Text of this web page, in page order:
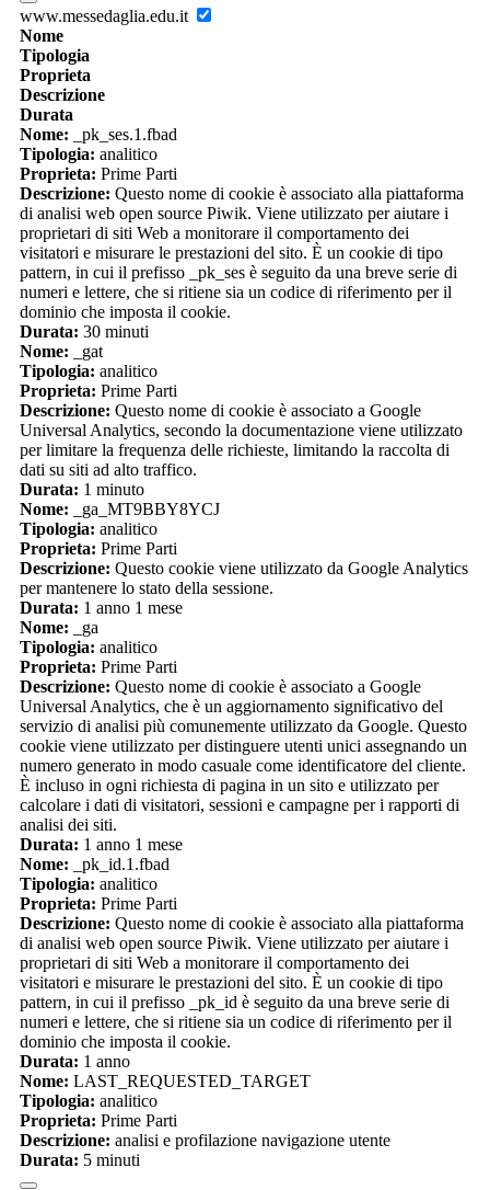
www.messedaglia.edu.it
Nome
Tipologia
Proprieta
Descrizione
Durata
Nome: _pk_ses.1.fbad
Tipologia: analitico
Proprieta: Prime Parti
Descrizione: Questo nome di cookie è associato alla piattaforma
di analisi web open source Piwik. Viene utilizzato per aiutare i
proprietari di siti Web a monitorare il comportamento dei
visitatori e misurare le prestazioni del sito. È un cookie di tipo
pattern, in cui il prefisso _pk_ses è seguito da una breve serie di
numeri e lettere, che si ritiene sia un codice di riferimento per il
dominio che imposta il cookie.
Durata: 30 minuti
Nome: _gat
Tipologia: analitico
Proprieta: Prime Parti
Descrizione: Questo nome di cookie è associato a Google
Universal Analytics, secondo la documentazione viene utilizzato
per limitare la frequenza delle richieste, limitando la raccolta di
dati su siti ad alto traffico.
Durata: 1 minuto
Nome: _ga_MT9BBY8YCJ
Tipologia: analitico
Proprieta: Prime Parti
Descrizione: Questo cookie viene utilizzato da Google Analytics
per mantenere lo stato della sessione.
Durata: 1 anno 1 mese
Nome: _ga
Tipologia: analitico
Proprieta: Prime Parti
Descrizione: Questo nome di cookie è associato a Google
Universal Analytics, che è un aggiornamento significativo del
servizio di analisi più comunemente utilizzato da Google. Questo
cookie viene utilizzato per distinguere utenti unici assegnando un
numero generato in modo casuale come identificatore del cliente.
È incluso in ogni richiesta di pagina in un sito e utilizzato per
calcolare i dati di visitatori, sessioni e campagne per i rapporti di
analisi dei siti.
Durata: 1 anno 1 mese
Nome: _pk_id.1.fbad
Tipologia: analitico
Proprieta: Prime Parti
Descrizione: Questo nome di cookie è associato alla piattaforma
di analisi web open source Piwik. Viene utilizzato per aiutare i
proprietari di siti Web a monitorare il comportamento dei
visitatori e misurare le prestazioni del sito. È un cookie di tipo
pattern, in cui il prefisso _pk_id è seguito da una breve serie di
numeri e lettere, che si ritiene sia un codice di riferimento per il
dominio che imposta il cookie.
Durata: 1 anno
Nome: LAST_REQUESTED_TARGET
Tipologia: analitico
Proprieta: Prime Parti
Descrizione: analisi e profilazione navigazione utente
Durata: 5 minuti